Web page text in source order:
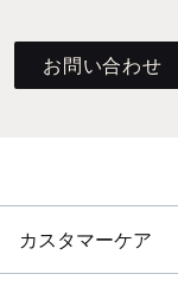
お問い合わせ
カスタマーケア